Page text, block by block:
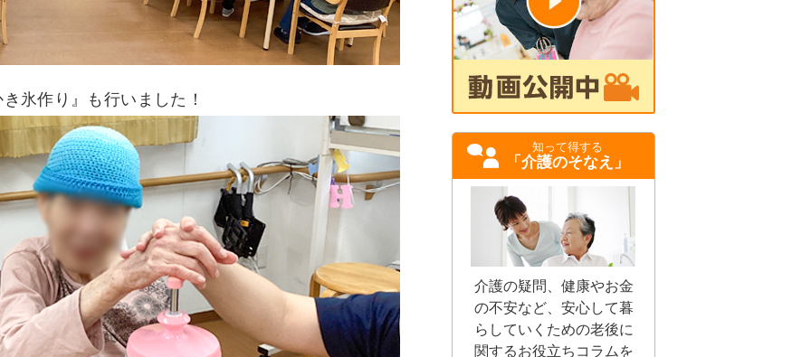
氷作り』も行いました！
知って得する
「介護のそなえ」
介護の疑問、健康やお金
の不安など、安心して暮
らしていくための老後に
関するお役立ちコラムを